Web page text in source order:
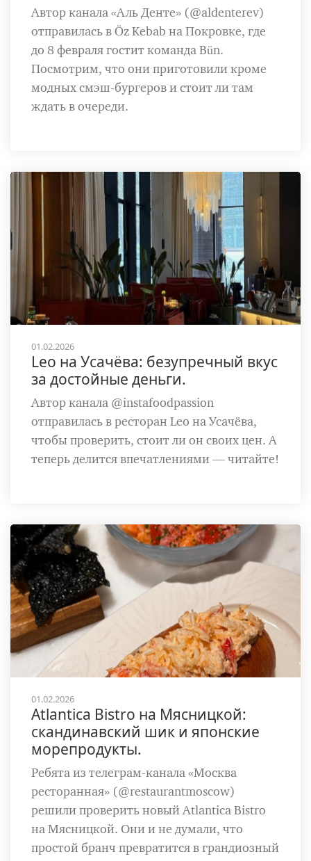
Автор канала «Аль Денте» (@aldenterev)
отправилась в Öz Kebab на Покровке, где
до 8 февраля гостит команда Bün.
Посмотрим, что они приготовили кроме
модных смэш-бургеров и стоит ли там
ждать в очереди.
01.02.2026
Leo на Усачёва: безупречный вкус
за достойные деньги.
Автор канала @instafoodpassion
отправилась в ресторан Leo на Усачёва,
чтобы проверить, стоит ли он своих цен. А
теперь делится впечатлениями — читайте!
01.02.2026
Atlantica Bistro на Мясницкой:
скандинавский шик и японские
морепродукты.
Ребята из телеграм-канала «Москва
ресторанная» (@restaurantmoscow)
решили проверить новый Atlantica Bistro
на Мясницкой. Они и не думали, что
простой бранч превратится в грандиозный